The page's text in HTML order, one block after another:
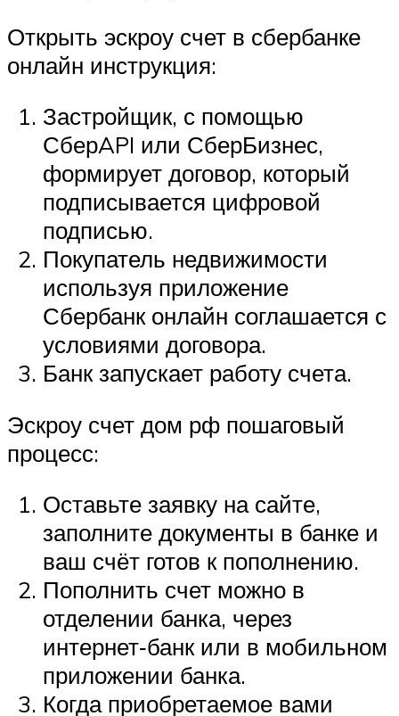
Открыть эскроу счет в сбербанке
онлайн инструкция:
Застройщик, с помощью
СберAPI или СберБизнес,
формирует договор, который
подписывается цифровой
подписью.
Покупатель недвижимости
используя приложение
Сбербанк онлайн соглашается с
условиями договора.
Банк запускает работу счета.
Эскроу счет дом рф пошаговый
процесс:
Оставьте заявку на сайте,
заполните документы в банке и
ваш счёт готов к пополнению.
Пополнить счет можно в
отделении банка, через
интернет‑банк или в мобильном
приложении банка.
Когда приобретаемое вами